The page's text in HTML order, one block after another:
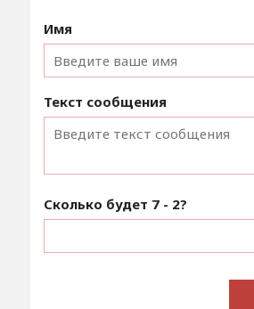
Имя
Текст сообщения
Сколько будет 7 - 2?